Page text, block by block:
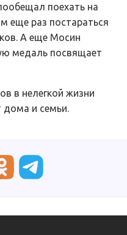
поехать на
еще раз постараться
А еще Мосин
медаль посвящает
в нелегкой жизни
дома и семьи.